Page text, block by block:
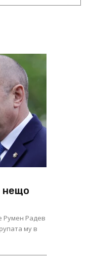
нещо
Румен Радев
му в